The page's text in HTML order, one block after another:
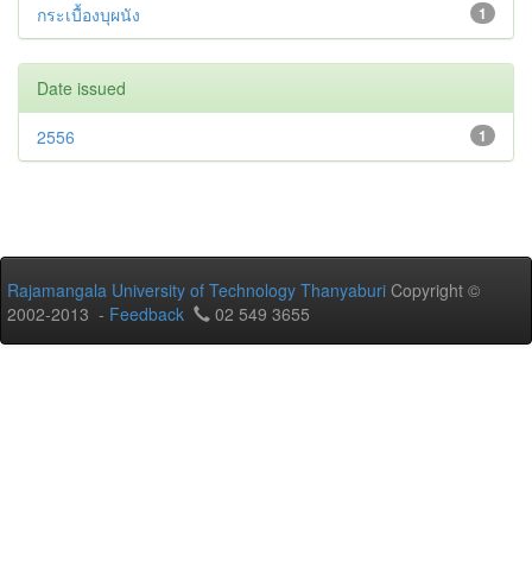
1
กระเบื้องบุผนัง
Date issued
1
2556
Rajamangala University of Technology Thanyaburi Copyright ©
2002-2013 - Feedback 02 549 3655